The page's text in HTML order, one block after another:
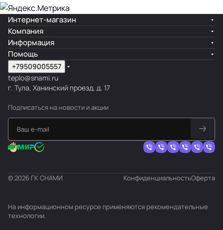
Интернет-магазин
Компания
Информация
Помощь
+79509005557
teplo@snami.ru
г. Тула, Ханинский проезд, д. 17
Подписаться на новости и акции
© 2026 ГК СНАМИ КонфиденциальностьОферта
На информационном ресурсе применяются рекомендательные
технологии.